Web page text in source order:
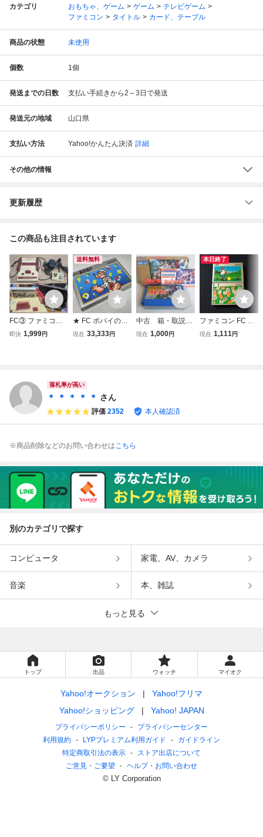
カテゴリ おもちゃ、ゲーム ゲーム
テレビゲーム
ファミコン
タイトル カード、テーブル
商品の状態 未使用
個数 1個
発送までの日数 支払い手続きから2～3日で発送
発送元の地域 山口県
支払い方法 Yahoo!かんたん決済 詳細
その他の情報
更新履歴
この商品も注目されています
FC③ ファミコン
【動作確認済み】
ー RFスイッチ
即決 1,999円
送料無料
★ FC ポパイの英
語遊び ★ 銀箱 ★
現在 33,333円
中古 箱・取説
付 真田十勇士 フ
現在 1,000円
本日終了
ファミコン FC 銀
箱カセット2本ま
現在 1,111円
落札率が高い
＊ ＊ ＊ ＊ ＊ さん
評価 2352 本人確認済
※商品削除などのお問い合わせはこちら
別のカテゴリで探す
コンピュータ 家電、AV、カメラ
音楽 本、雑誌
もっと見る
トップ 出品 ウォッチ マイオク
Yahoo!オークション
Yahoo!フリマ
Yahoo!ショッピング
Yahoo! JAPAN
プライバシーポリシー
プライバシーセンター
利用規約
LYPプレミアム利用ガイド
ガイドライン
特定商取引法の表示
ストア出店について
ご意見・ご要望
ヘルプ・お問い合わせ
© LY Corporation